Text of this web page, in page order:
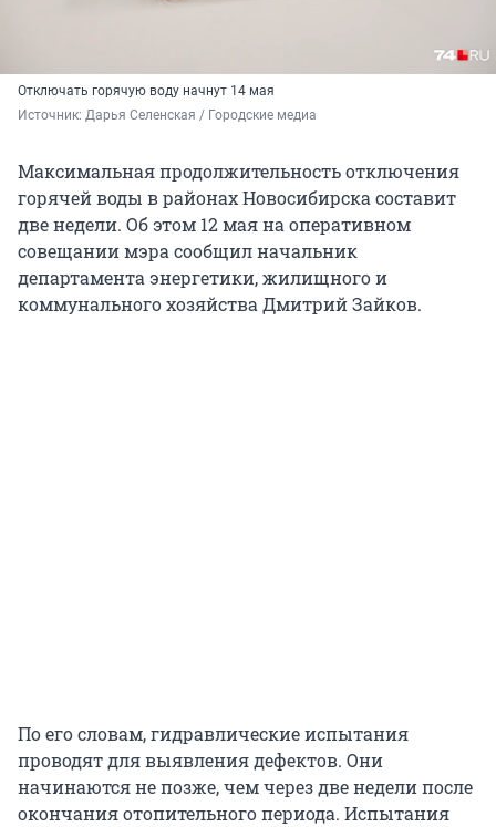
Отключать горячую воду начнут 14 мая
Источник: Дарья Селенская / Городские медиа
Максимальная продолжительность отключения
горячей воды в районах Новосибирска составит
две недели. Об этом 12 мая на оперативном
совещании мэра сообщил начальник
департамента энергетики, жилищного и
коммунального хозяйства Дмитрий Зайков.
По его словам, гидравлические испытания
проводят для выявления дефектов. Они
начинаются не позже, чем через две недели после
окончания отопительного периода. Испытания